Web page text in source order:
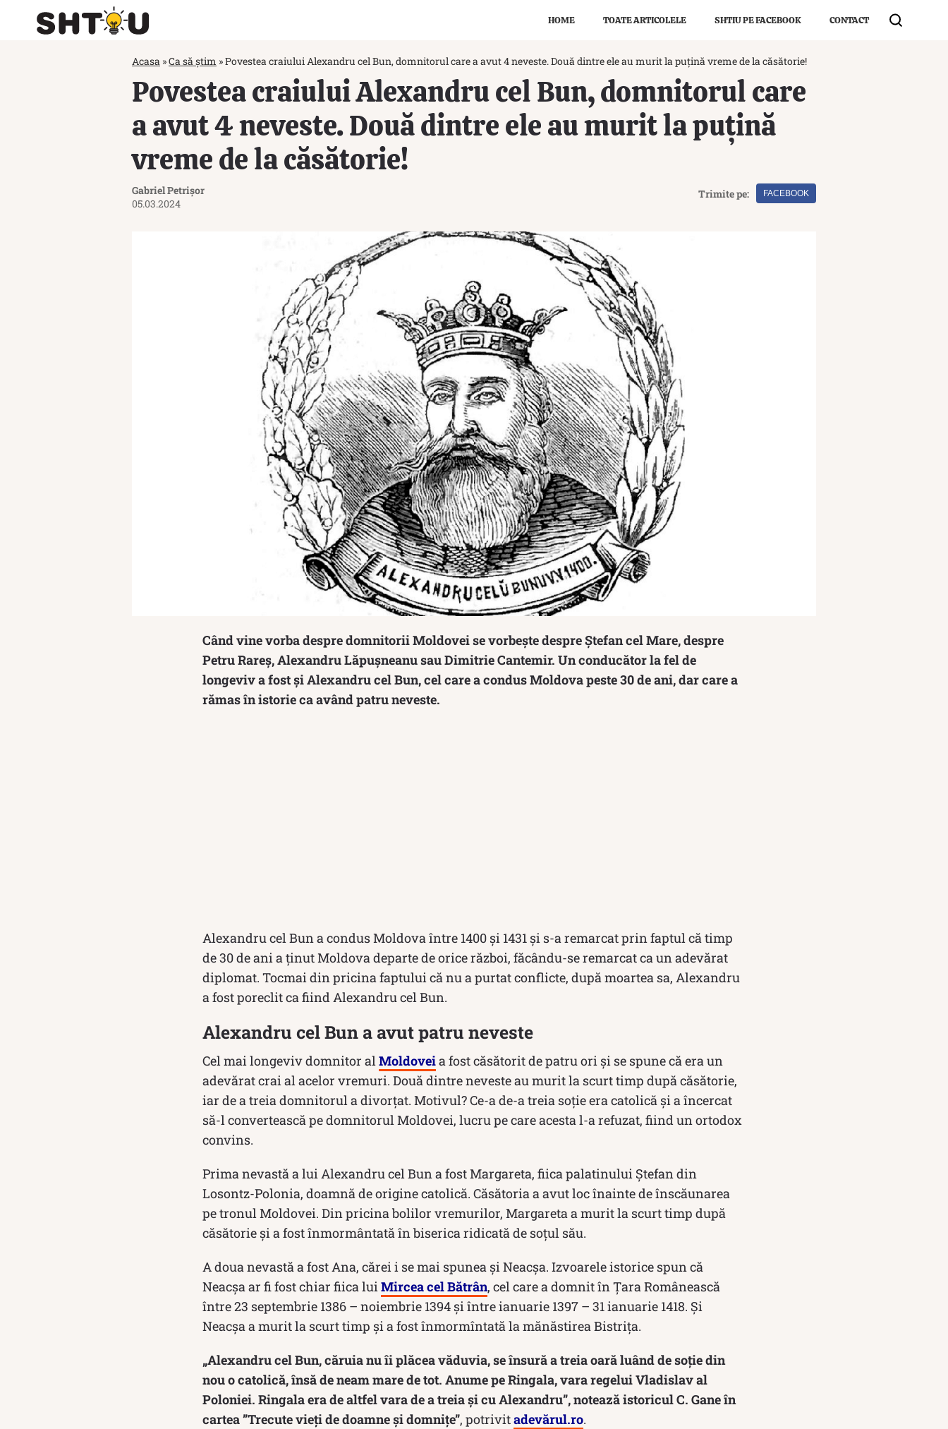
HOME TOATE ARTICOLELE SHTIU PE FACEBOOK CONTACT
Acasa »Ca să știm »Povestea craiului Alexandru cel Bun, domnitorul care a avut 4 neveste. Două dintre ele au murit la puțină vreme de la căsătorie!
Povestea craiului Alexandru cel Bun, domnitorul care
a avut 4 neveste. Două dintre ele au murit la puțină
vreme de la căsătorie!
Gabriel Petrișor
05.03.2024
Trimite pe: FACEBOOK
Când vine vorba despre domnitorii Moldovei se vorbește despre Ștefan cel Mare, despre
Petru Rareș, Alexandru Lăpușneanu sau Dimitrie Cantemir. Un conducător la fel de
longeviv a fost și Alexandru cel Bun, cel care a condus Moldova peste 30 de ani, dar care a
rămas în istorie ca având patru neveste.
Alexandru cel Bun a condus Moldova între 1400 și 1431 și s-a remarcat prin faptul că timp
de 30 de ani a ținut Moldova departe de orice război, făcându-se remarcat ca un adevărat
diplomat. Tocmai din pricina faptului că nu a purtat conflicte, după moartea sa, Alexandru
a fost poreclit ca fiind Alexandru cel Bun.
Alexandru cel Bun a avut patru neveste
Cel mai longeviv domnitor alMoldoveia fost căsătorit de patru ori și se spune că era un
adevărat crai al acelor vremuri. Două dintre neveste au murit la scurt timp după căsătorie,
iar de a treia domnitorul a divorţat. Motivul? Ce-a de-a treia soție era catolică și a încercat
să-l convertească pe domnitorul Moldovei, lucru pe care acesta l-a refuzat, fiind un ortodox
convins.
Prima nevastă a lui Alexandru cel Bun a fost Margareta, fiica palatinului Ştefan din
Losontz-Polonia, doamnă de origine catolică. Căsătoria a avut loc înainte de înscăunarea
pe tronul Moldovei. Din pricina bolilor vremurilor, Margareta a murit la scurt timp după
căsătorie şi a fost înmormântată în biserica ridicată de soţul său.
A doua nevastă a fost Ana, cărei i se mai spunea şi Neacşa. Izvoarele istorice spun că
Neacşa ar fi fost chiar fiica luiMircea cel Bătrân, cel care a domnit în Țara Românească
între 23 septembrie 1386 – noiembrie 1394 și între ianuarie 1397 – 31 ianuarie 1418. Și
Neacșa a murit la scurt timp și a fost înmormîntată la mănăstirea Bistriţa.
„Alexandru cel Bun, căruia nu îi plăcea văduvia, se însură a treia oară luând de soţie din
nou o catolică, însă de neam mare de tot. Anume pe Ringala, vara regelui Vladislav al
Poloniei. Ringala era de altfel vara de a treia şi cu Alexandru”, notează istoricul C. Gane în
cartea ”Trecute vieţi de doamne şi domniţe”, potrivitadevărul.ro.